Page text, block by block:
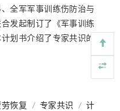
全军军事训练伤防治与
发起制订了《军事训练
划书介绍了专家共识的
恢复 / 专家共识 / 计